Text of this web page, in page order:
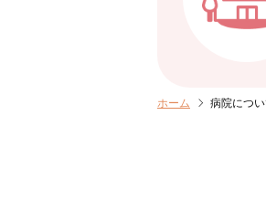
ホーム chevron_right 病院につ